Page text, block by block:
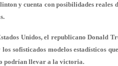
y cuenta con posibilidades reales
Unidos, el republicano Donald
sofisticados modelos estadísticos
podrían llevar a la victoria.